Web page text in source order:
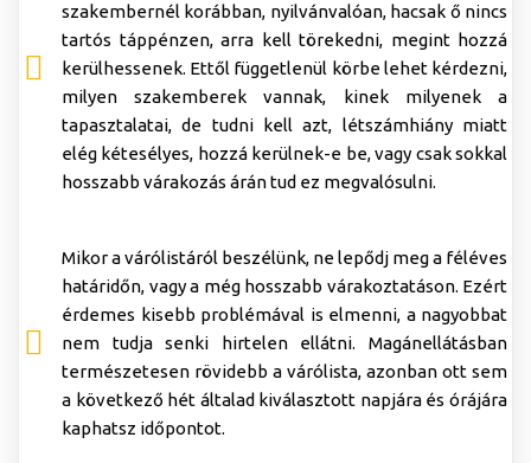
szakembernél korábban, nyilvánvalóan, hacsak ő nincs
tartós táppénzen, arra kell törekedni, megint hozzá
kerülhessenek. Ettől függetlenül körbe lehet kérdezni,
milyen szakemberek vannak, kinek milyenek a
tapasztalatai, de tudni kell azt, létszámhiány miatt
elég kétesélyes, hozzá kerülnek-e be, vagy csak sokkal
hosszabb várakozás árán tud ez megvalósulni.
Mikor a várólistáról beszélünk, ne lepődj meg a féléves
határidőn, vagy a még hosszabb várakoztatáson. Ezért
érdemes kisebb problémával is elmenni, a nagyobbat
nem tudja senki hirtelen ellátni. Magánellátásban
természetesen rövidebb a várólista, azonban ott sem
a következő hét általad kiválasztott napjára és órájára
kaphatsz időpontot.